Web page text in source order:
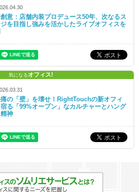
意：店舗内装プロデュース50年、次なるス
を目指し強みを活かしたライブオフィスを
気になるオフィス!
の「壁」を壊せ！RightTouchの新オフィ
る「99%オープン」なカルチャーとハング
神